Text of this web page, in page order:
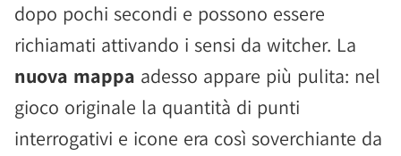
dopo pochi secondi e possono essere
richiamati attivando i sensi da witcher. La
nuova mappa adesso appare più pulita: nel
gioco originale la quantità di punti
interrogativi e icone era così soverchiante da